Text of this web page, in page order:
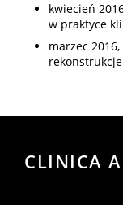
kwiecień
w praktyce
marzec
CLINICA